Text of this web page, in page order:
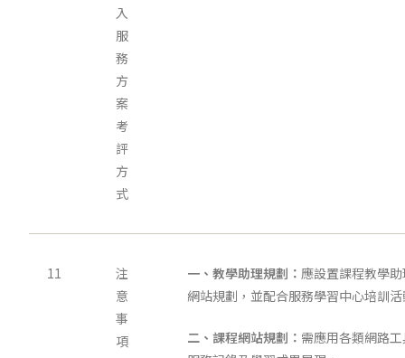
入
服
務
方
案
考
評
方
式
11
注
意
事
項
一、教學助理規劃：應設置課程教學
網站規劃，並配合服務學習中心培訓
二、課程網站規劃： 需應用各類網路